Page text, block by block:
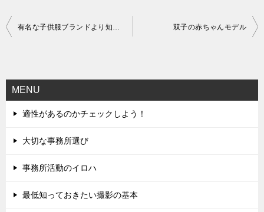
投
ビ
ゲ
ー
シ
有名な子供服ブランドより知る人ぞ知る「隠れブランド」がベター！ 双子の赤ちゃんモデル
MENU
適性があるのかチェックしよう！
大切な事務所選び
事務所活動のイロハ
最低知っておきたい撮影の基本